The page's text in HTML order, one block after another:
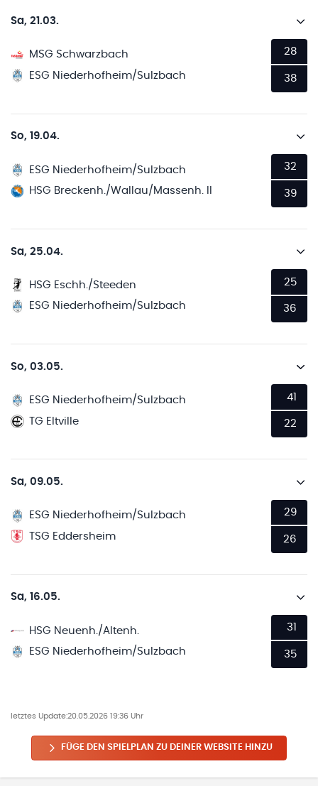
Sa, 21.03.
MSG Schwarzbach
ESG Niederhofheim/Sulzbach
28
38
So, 19.04.
ESG Niederhofheim/Sulzbach
HSG Breckenh./Wallau/Massenh. II
32
39
Sa, 25.04.
HSG Eschh./Steeden
ESG Niederhofheim/Sulzbach
25
36
So, 03.05.
ESG Niederhofheim/Sulzbach
TG Eltville
41
22
Sa, 09.05.
ESG Niederhofheim/Sulzbach
TSG Eddersheim
29
26
Sa, 16.05.
HSG Neuenh./Altenh.
ESG Niederhofheim/Sulzbach
31
35
letztes Update:20.05.2026 19:36 Uhr
FÜGE DEN SPIELPLAN ZU DEINER WEBSITE HINZU